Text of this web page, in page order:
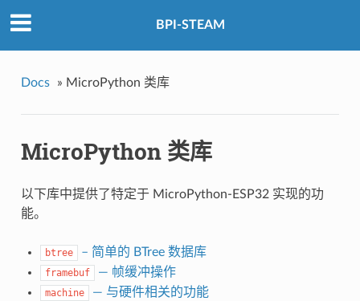
BPI-STEAM
Docs » MicroPython 类库
MicroPython 类库
以下库中提供了特定于 MicroPython-ESP32 实现的功
能。
btree – 简单的 BTree 数据库
framebuf — 帧缓冲操作
machine — 与硬件相关的功能